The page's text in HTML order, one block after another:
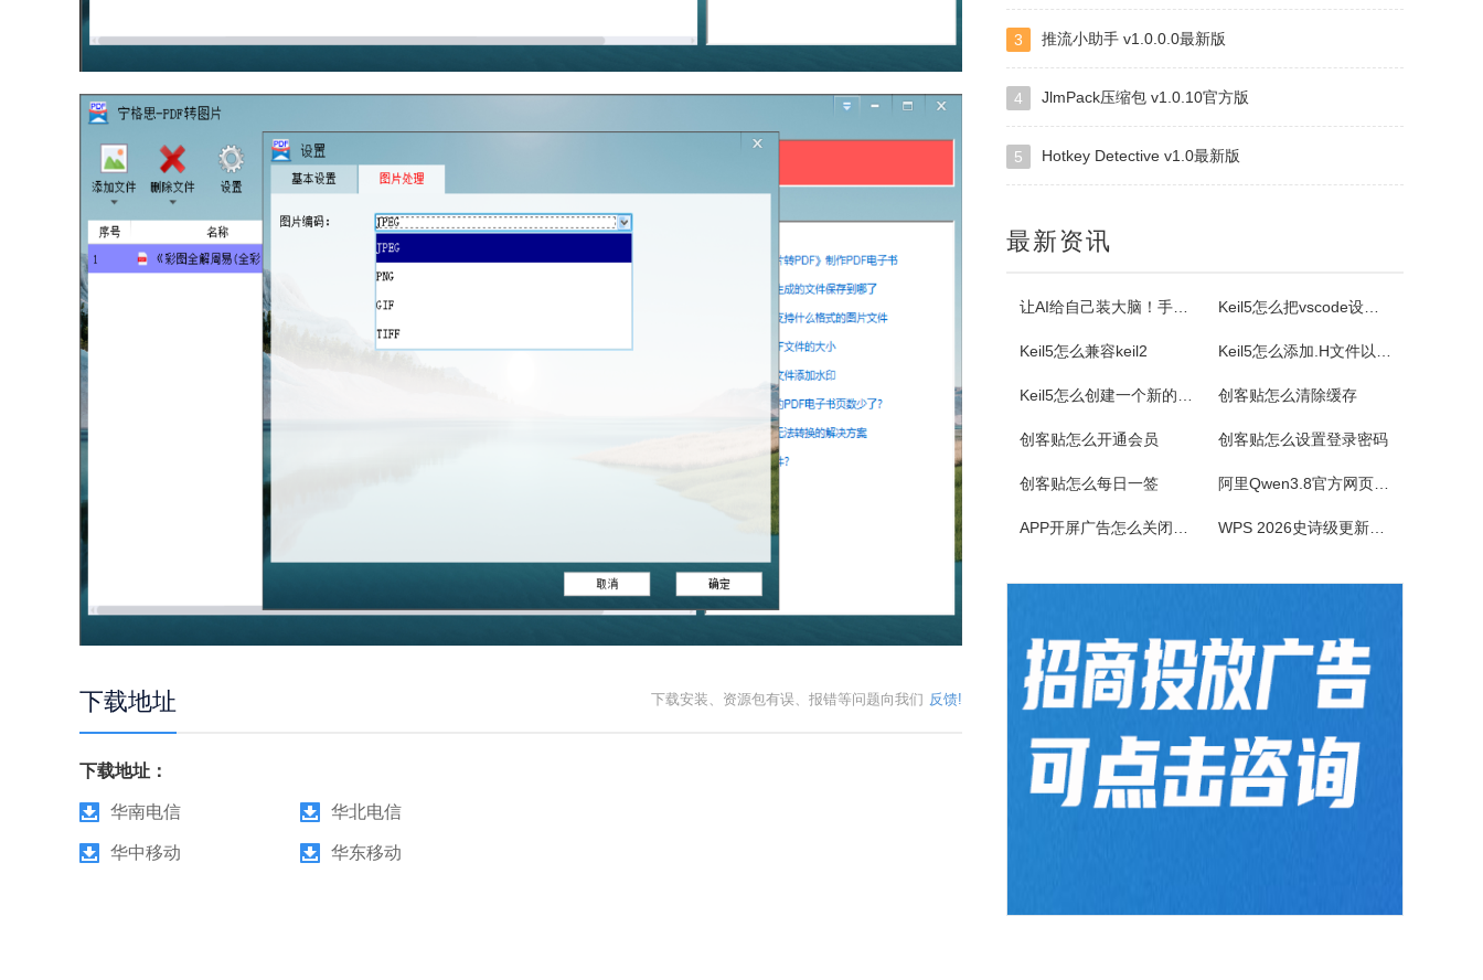
下载地址 下载安装、资源包有误、报错等问题向我们 反馈!
下载地址：
华南电信 华北电信
华中移动 华东移动
格尔维一键建站软件
OfflineCommander是一个网页抓取工具，支持FILE、HTTP、HTTPS、FTP协议和Proxy，还可以对抓取回来的网页资料做关键字、网址、标题、内文、文件大小、格式、文件修改日期等检索设置。
电小二成套报价元件选型软件
3 推流小助手 v1.0.0.0最新版
4 JlmPack压缩包 v1.0.10官方版
5 Hotkey Detective v1.0最新版
最新资讯
让AI给自己装大脑！手把手教你学会安装使用Agent Skill Keil5怎么把vscode设置外部编辑器
Keil5怎么兼容keil2 Keil5怎么添加.H文件以及Keil5添加.H文件的方法
Keil5怎么创建一个新的51单片机项目 创客贴怎么清除缓存
创客贴怎么开通会员 创客贴怎么设置登录密码
创客贴怎么每日一签 阿里Qwen3.8官方网页版入口
APP开屏广告怎么关闭？3招彻底关闭跳转 WPS 2026史诗级更新！重构存储管理，深度融合AI应用